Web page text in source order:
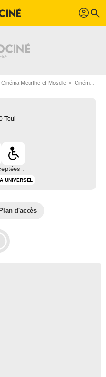
profil search
Cinéma Meurthe-et-Moselle Cinéma Citéa à Toul
Toul
:
UNIVERSEL
Plan d'accès